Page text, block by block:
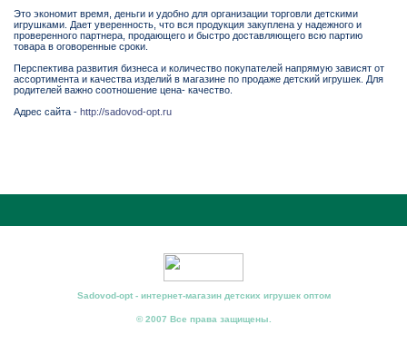
Это экономит время, деньги и удобно для организации торговли детскими
игрушками. Дает уверенность, что вся продукция закуплена у надежного и
проверенного партнера, продающего и быстро доставляющего всю партию
товара в оговоренные сроки.
Перспектива развития бизнеса и количество покупателей напрямую зависят от
ассортимента и качества изделий в магазине по продаже детский игрушек. Для
родителей важно соотношение цена- качество.
Адрес сайта - http://sadovod-opt.ru
Sadovod-opt - интернет-магазин детских игрушек оптом
© 2007 Все права защищены.